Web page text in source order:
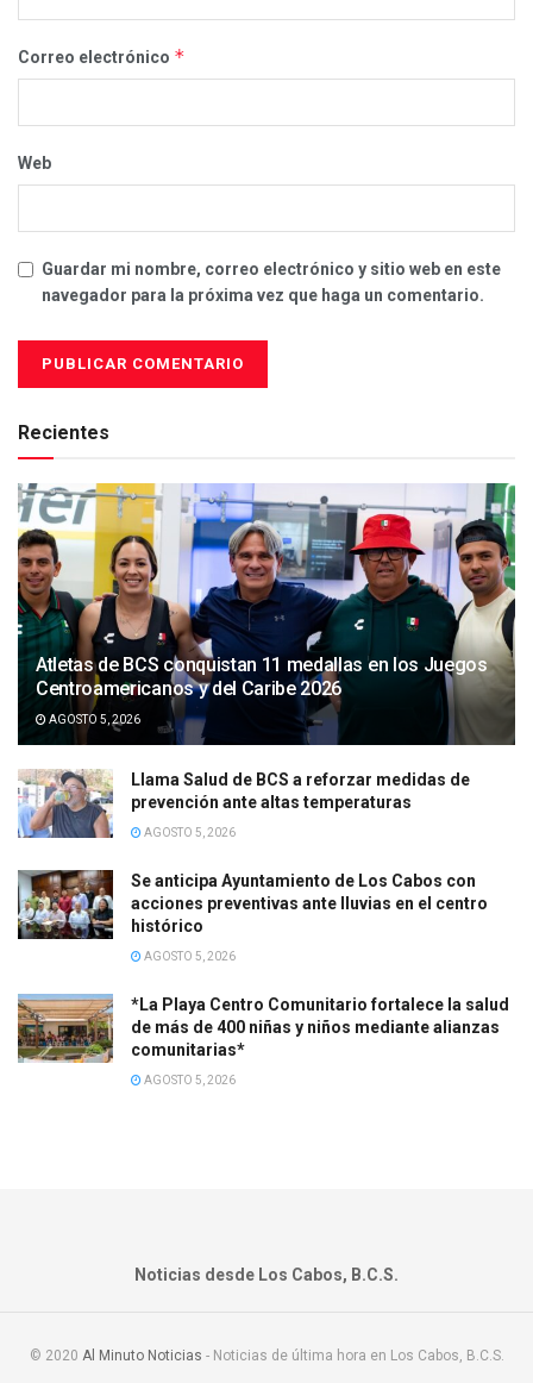
Correo electrónico *
Web
Guardar mi nombre, correo electrónico y sitio web en este
navegador para la próxima vez que haga un comentario.
Recientes
Atletas de BCS conquistan 11 medallas en los Juegos
Centroamericanos y del Caribe 2026
AGOSTO 5, 2026
Llama Salud de BCS a reforzar medidas de
prevención ante altas temperaturas
AGOSTO 5, 2026
Se anticipa Ayuntamiento de Los Cabos con
acciones preventivas ante lluvias en el centro
histórico
AGOSTO 5, 2026
*La Playa Centro Comunitario fortalece la salud
de más de 400 niñas y niños mediante alianzas
comunitarias*
AGOSTO 5, 2026
Noticias desde Los Cabos, B.C.S.
© 2020 Al Minuto Noticias - Noticias de última hora en Los Cabos, B.C.S.